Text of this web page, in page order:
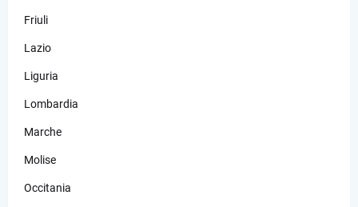
Friuli
Lazio
Liguria
Lombardia
Marche
Molise
Occitania